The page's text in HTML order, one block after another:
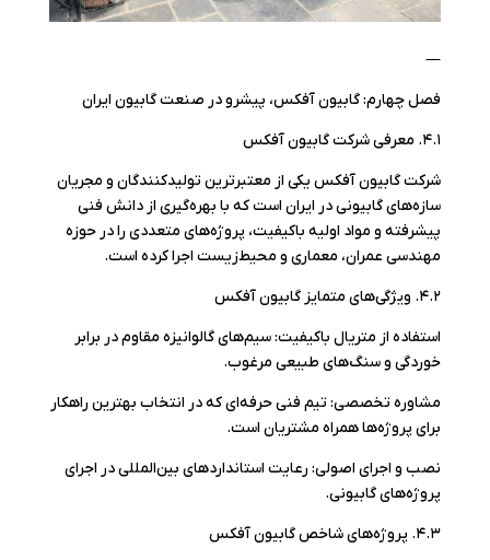
—
فصل چهارم: گابیون آفکس، پیشرو در صنعت گابیون ایران
۴.۱. معرفی شرکت گابیون آفکس
شرکت گابیون آفکس یکی از معتبرترین تولیدکنندگان و مجریان
سازه‌های گابیونی در ایران است که با بهره‌گیری از دانش فنی
پیشرفته و مواد اولیه باکیفیت، پروژه‌های متعددی را در حوزه
مهندسی عمران، معماری و محیط‌زیست اجرا کرده است.
۴.۲. ویژگی‌های متمایز گابیون آفکس
استفاده از متریال باکیفیت: سیم‌های گالوانیزه مقاوم در برابر
خوردگی و سنگ‌های طبیعی مرغوب.
مشاوره تخصصی: تیم فنی حرفه‌ای که در انتخاب بهترین راهکار
برای پروژه‌ها همراه مشتریان است.
نصب و اجرای اصولی: رعایت استانداردهای بین‌المللی در اجرای
پروژه‌های گابیونی.
۴.۳. پروژه‌های شاخص گابیون آفکس